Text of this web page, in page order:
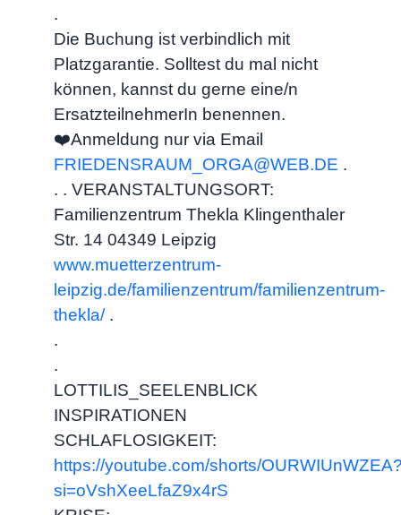
.
Die Buchung ist verbindlich mit
Platzgarantie. Solltest du mal nicht
können, kannst du gerne eine/n
ErsatzteilnehmerIn benennen.
❤️Anmeldung nur via Email
FRIEDENSRAUM_ORGA@WEB.DE .
. . VERANSTALTUNGSORT:
Familienzentrum Thekla Klingenthaler
Str. 14 04349 Leipzig
www.muetterzentrum-
leipzig.de/familienzentrum/familienzentrum-
thekla/.
.
.
LOTTILIS_SEELENBLICK
INSPIRATIONEN
SCHLAFLOSIGKEIT:
https://youtube.com/shorts/
si=oVshXeeLfaZ9x4rS